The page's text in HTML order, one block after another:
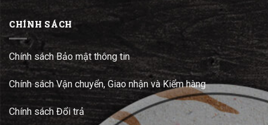
CHÍNH SÁCH
Chính sách Bảo mật thông tin
Chính sách Vận chuyển, Giao nhận và Kiểm hàng
Chính sách Đổi trả